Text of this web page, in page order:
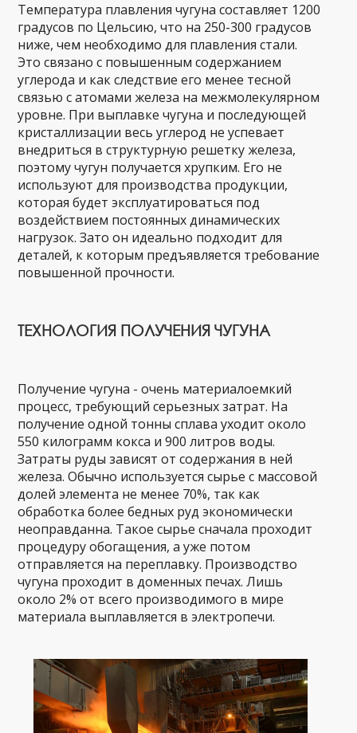
Температура плавления чугуна составляет 1200
градусов по Цельсию, что на 250-300 градусов
ниже, чем необходимо для плавления стали.
Это связано с повышенным содержанием
углерода и как следствие его менее тесной
связью с атомами железа на межмолекулярном
уровне. При выплавке чугуна и последующей
кристаллизации весь углерод не успевает
внедриться в структурную решетку железа,
поэтому чугун получается хрупким. Его не
используют для производства продукции,
которая будет эксплуатироваться под
воздействием постоянных динамических
нагрузок. Зато он идеально подходит для
деталей, к которым предъявляется требование
повышенной прочности.
ТЕХНОЛОГИЯ ПОЛУЧЕНИЯ ЧУГУНА
Получение чугуна - очень материалоемкий
процесс, требующий серьезных затрат. На
получение одной тонны сплава уходит около
550 килограмм кокса и 900 литров воды.
Затраты руды зависят от содержания в ней
железа. Обычно используется сырье с массовой
долей элемента не менее 70%, так как
обработка более бедных руд экономически
неоправданна. Такое сырье сначала проходит
процедуру обогащения, а уже потом
отправляется на переплавку. Производство
чугуна проходит в доменных печах. Лишь
около 2% от всего производимого в мире
материала выплавляется в электропечи.